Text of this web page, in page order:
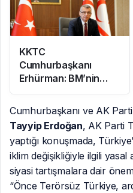
KKTC
Cumhurbaşkanı
Erhürman: BM’nin
Mayın Temizleme
Önerisi Rum
Tarafınca Reddedildi
Cumhurbaşkanı ve AK
Tayyip Erdoğan, AK Parti
yaptığı konuşmada,
iklim değişikliğiyle ilgili yasal
siyasi tartışmalara dair
“Önce Terörsüz Türkiye,